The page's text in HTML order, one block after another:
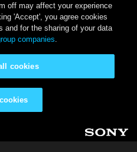
off may affect your experience
'Accept', you agree cookies
and for the sharing of your data
companies.
cookies